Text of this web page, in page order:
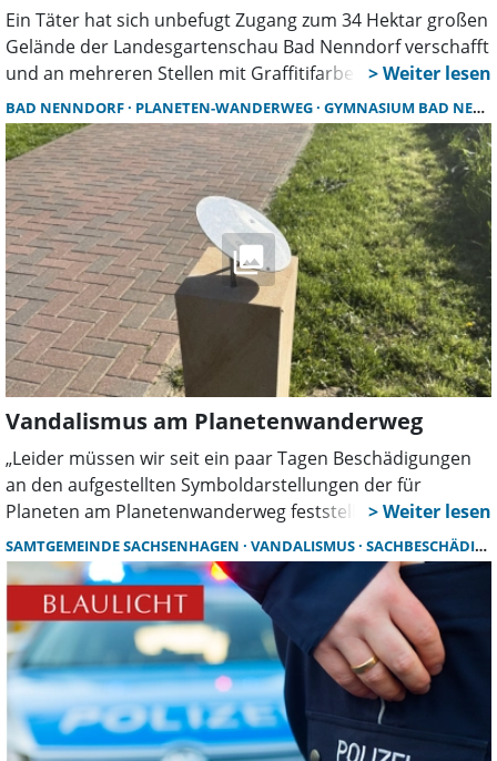
Ein Täter hat sich unbefugt Zugang zum 34 Hektar großen
Gelände der Landesgartenschau Bad Nenndorf verschafft
und an mehreren Stellen mit Graffitifarbe
Beschädigungen herbeigeführt. Der Sicherheitsdienst
konnte die Person auf dem Gelände stellen und der
Polizei übergeben.
BAD NENNDORF PLANETEN-WANDERWEG GYMNASIUM BAD NENNDORF
Vandalismus am Planetenwanderweg
„Leider müssen wir seit ein paar Tagen Beschädigungen
an den aufgestellten Symboldarstellungen der für
Planeten am Planetenwanderweg feststellen“, teilt Ole
Gleiche, Pädagoge am Gymnasium Bad Nenndorf und der
Initiator der neuen Einrichtung, dieser Zeitung mit.
Gleichzeitig bittet er um Unterstützung, um weitere
Schäden verhindern zu können.
SAMTGEMEINDE SACHSENHAGEN VANDALISMUS SACHBESCHÄDIGUNG